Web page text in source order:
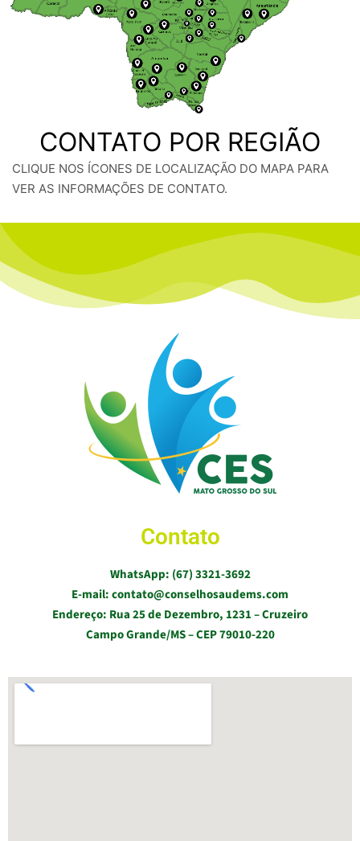
CONTATO POR REGIÃO
CLIQUE NOS ÍCONES DE LOCALIZAÇÃO DO MAPA PARA
VER AS INFORMAÇÕES DE CONTATO.
Contato
WhatsApp: (67) 3321-3692
E-mail: contato@conselhosaudems.com
Endereço: Rua 25 de Dezembro, 1231 – Cruzeiro
Campo Grande/MS – CEP 79010-220